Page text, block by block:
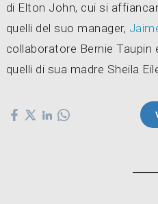
di Elton John, cui si
quelli del suo manager,
collaboratore Bernie Taupin
quelli di sua madre Sheila